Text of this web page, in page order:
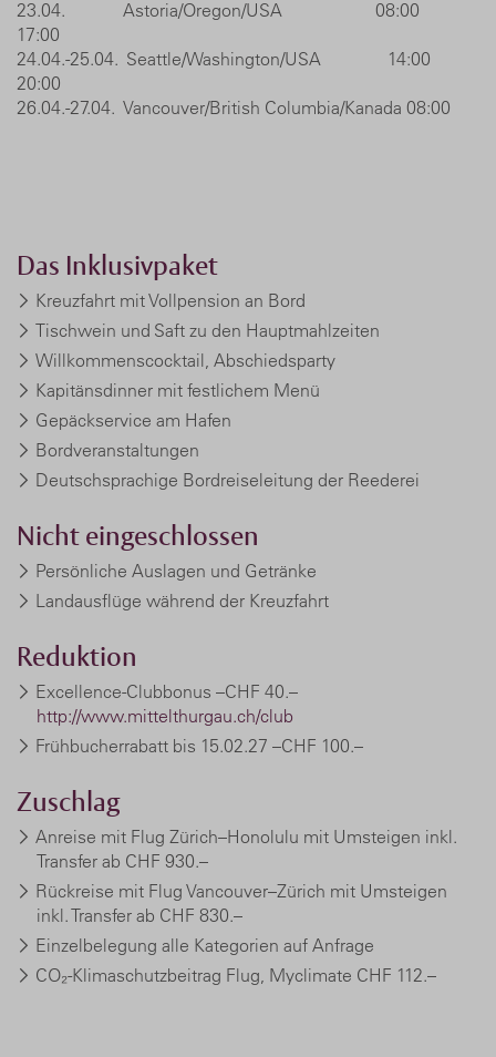
23.04. Astoria/Oregon/USA 08:00
17:00
24.04.-25.04. Seattle/Washington/USA 14:00
20:00
26.04.-27.04. Vancouver/British Columbia/Kanada 08:00
Das Inklusivpaket
Kreuzfahrt mit Vollpension an Bord
Tischwein und Saft zu den Hauptmahlzeiten
Willkommenscocktail, Abschiedsparty
Kapitänsdinner mit festlichem Menü
Gepäckservice am Hafen
Bordveranstaltungen
Deutschsprachige Bordreiseleitung der Reederei
Nicht eingeschlossen
Persönliche Auslagen und Getränke
Landausflüge während der Kreuzfahrt
Reduktion
Excellence-Clubbonus –CHF 40.–
http://www.mittelthurgau.ch/club
Frühbucherrabatt bis 15.02.27 –CHF 100.–
Zuschlag
Anreise mit Flug Zürich–Honolulu mit Umsteigen inkl.
Transfer ab CHF 930.–
Rückreise mit Flug Vancouver–Zürich mit Umsteigen
inkl. Transfer ab CHF 830.–
Einzelbelegung alle Kategorien auf Anfrage
CO₂-Klimaschutzbeitrag Flug, Myclimate CHF 112.–